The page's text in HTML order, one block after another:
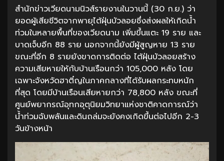
สำนักข่าวเวียดนามนิวส์รายงานในวานนี้ (30 ก.ย.) ว่า
ยอดผู้เสียชีวิตจากพายุไต้ฝุ่นบัวลอยซึ่งส่งผลให้เกิดน้ำ
ท่วมในหลายพื้นที่ของเวียดนาม เพิ่มขึ้นแตะ 19 ราย และ
บาดเจ็บอีก 88 ราย นอกจากนี้ยังมีผู้สูญหาย 13 ราย
ขณะที่อีก 8 รายยังขาดการติดต่อ ไต้ฝุ่นบัวลอยสร้าง
ความเสียหายให้กับบ้านเรือนกว่า 105,000 หลัง โดย
เฉพาะจังหวัดฮาติ๋ญในภาคกลางที่ได้รับผลกระทบหนัก
ที่สุด โดยมีบ้านเรือนเสียหายกว่า 78,800 หลัง ขณะที่
ศูนย์พยากรณ์อุทกอุตุนิยมวิทยาแห่งชาติคาดการณ์ว่า
น้ำท่วมฉับพลันและดินถล่มจะยังคงเกิดขึ้นต่อไปอีก 2-3
วันข้างหน้า